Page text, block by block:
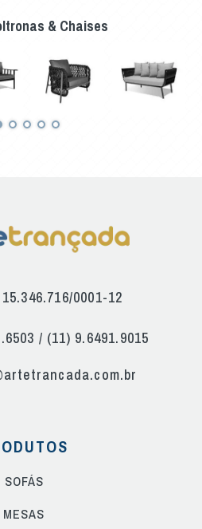
& Chaises
0001-12
/ (11) 9.6491.9015
SOFÁS
MESAS